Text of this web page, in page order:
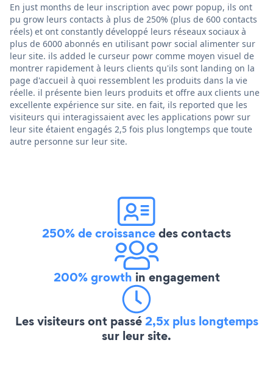
En just months de leur inscription avec powr popup, ils ont
pu grow leurs contacts à plus de 250% (plus de 600 contacts
réels) et ont constantly développé leurs réseaux sociaux à
plus de 6000 abonnés en utilisant powr social alimenter sur
leur site. ils added le curseur powr comme moyen visuel de
montrer rapidement à leurs clients qu'ils sont landing on la
page d'accueil à quoi ressemblent les produits dans la vie
réelle. il présente bien leurs produits et offre aux clients une
excellente expérience sur site. en fait, ils reported que les
visiteurs qui interagissaient avec les applications powr sur
leur site étaient engagés 2,5 fois plus longtemps que toute
autre personne sur leur site.
250% de croissancedes contacts
200% growth in engagement
Les visiteurs ont passé2,5x plus longtemps
sur leur site.